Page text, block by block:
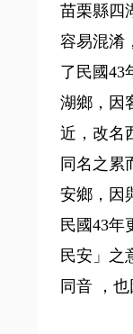
苗栗縣四
容易混淆
了民國43
湖鄉，因
近，改名
同名之累
安鄉，因
民國43年
民安」之
同音 ，也